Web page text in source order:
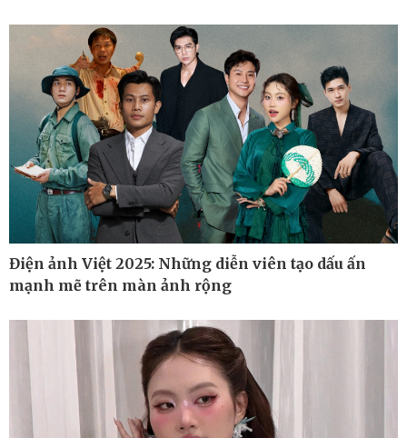
Thế giới
Cuộc sống đó đây
Video
E-Magazine
Infographic
Điện ảnh Việt 2025: Những diễn viên tạo dấu ấn
mạnh mẽ trên màn ảnh rộng